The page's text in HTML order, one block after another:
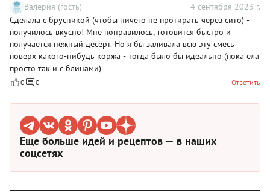
Валерия (гость)
4 сентября 2023 г.
Сделала с брусникой (чтобы ничего не протирать через сито) -
получилось вкусно! Мне понравилось, готовится быстро и
получается нежный десерт. Но я бы заливала всю эту смесь
поверх какого-нибудь коржа - тогда было бы идеально (пока ела
просто так и с блинами)
0 0 Ответить
Еще больше идей и рецептов — в наших
соцсетях